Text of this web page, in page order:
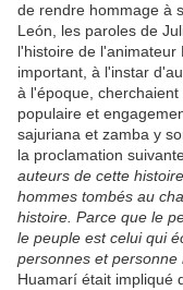
de rendre hommage à
León, les paroles de
l'histoire de
important, à l'instar
à l'époque,
populaire et
sajuriana et zamba y
la proclamation
auteurs de cette
hommes tombés au
histoire. Parce que le
le peuple est celui qui
personnes et
Huamarí était impliqué